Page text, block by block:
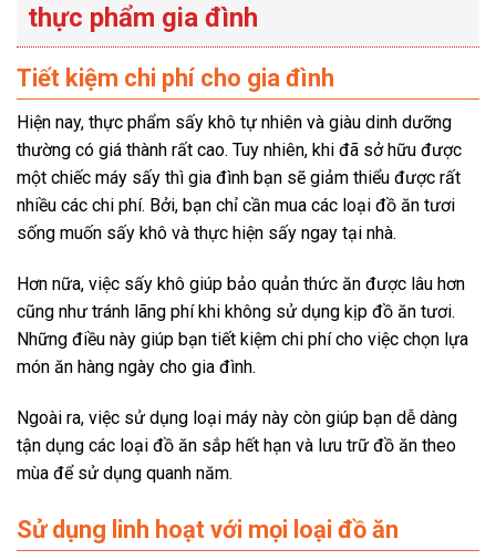
thực phẩm gia đình
Tiết kiệm chi phí cho gia đình
Hiện nay, thực phẩm sấy khô tự nhiên và giàu dinh dưỡng
thường có giá thành rất cao. Tuy nhiên, khi đã sở hữu được
một chiếc máy sấy thì gia đình bạn sẽ giảm thiểu được rất
nhiều các chi phí. Bởi, bạn chỉ cần mua các loại đồ ăn tươi
sống muốn sấy khô và thực hiện sấy ngay tại nhà.
Hơn nữa, việc sấy khô giúp bảo quản thức ăn được lâu hơn
cũng như tránh lãng phí khi không sử dụng kịp đồ ăn tươi.
Những điều này giúp bạn tiết kiệm chi phí cho việc chọn lựa
món ăn hàng ngày cho gia đình.
Ngoài ra, việc sử dụng loại máy này còn giúp bạn dễ dàng
tận dụng các loại đồ ăn sắp hết hạn và lưu trữ đồ ăn theo
mùa để sử dụng quanh năm.
Sử dụng linh hoạt với mọi loại đồ ăn